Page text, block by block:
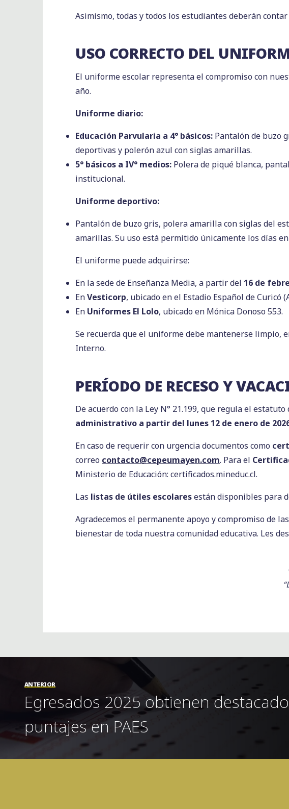
Asimismo, todas y todos los estudiantes deberán
USO CORRECTO DEL
El uniforme escolar representa el compromiso con
año.
Uniforme diario:
Educación Parvularia a 4° básicos: Pantalón de buzo
deportivas y polerón azul con siglas amarillas.
5° básicos a IV° medios: Polera de piqué blanca,
institucional.
Uniforme deportivo:
Pantalón de buzo gris, polera amarilla con siglas del
amarillas. Su uso está permitido únicamente los días
El uniforme puede adquirirse:
En la sede de Enseñanza Media, a partir del 16 de
EnVesticorp, ubicado en el Estadio Español de Curicó
En Uniformes El Lolo, ubicado en Mónica Donoso 553.
Se recuerda que el uniforme debe mantenerse limpio,
Interno.
PERÍODO DE RECESO Y
De acuerdo con la Ley N° 21.199, que regula el
administrativo a partir del lunes 12 de enero de
En caso de requerir con urgencia documentos como
correo contacto@cepeumayen.com. Para el
Ministerio de Educación: certificados.mineduc.cl.
Las listas de útiles escolaresestán disponibles para
Agradecemos el permanente apoyo y compromiso de
bienestar de toda nuestra comunidad educativa. Les
ANTERIOR
Egresados 2025 obtienen
puntajes en PAES